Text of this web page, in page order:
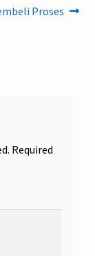
Proses
Required